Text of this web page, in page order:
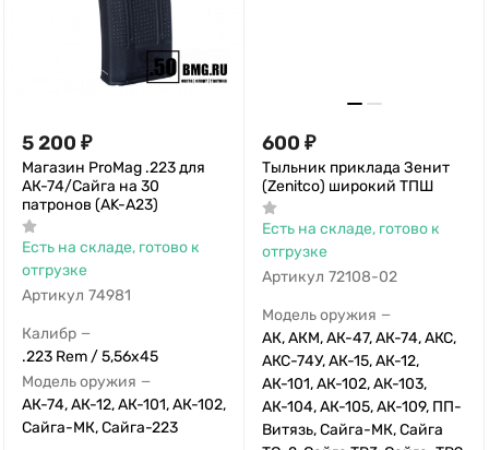
5 200 ₽
Магазин ProMag .223 для
АК-74/Сайга на 30
патронов (AK-A23)
Есть на складе, готово к
отгрузке
Артикул 74981
Калибр —
.223 Rem / 5,56x45
Модель оружия —
АК-74, АК-12, АК-101, АК-102,
Сайга-МК, Сайга-223
600 ₽
Тыльник приклада Зенит
(Zenitco) широкий ТПШ
Есть на складе, готово к
отгрузке
Артикул 72108-02
Модель оружия —
АК, АКМ, АК-47, АК-74, АКС,
АКС-74У, АК-15, АК-12,
АК-101, АК-102, АК-103,
АК-104, АК-105, АК-109, ПП-
Витязь, Сайга-МК, Сайга